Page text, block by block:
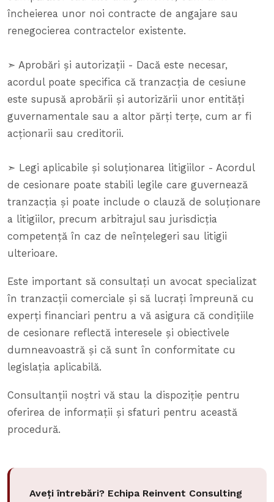
încheierea unor noi contracte de angajare sau
renegocierea contractelor existente.
➣ Aprobări și autorizații - Dacă este necesar,
acordul poate specifica că tranzacția de cesiune
este supusă aprobării și autorizării unor entități
guvernamentale sau a altor părți terțe, cum ar fi
acționarii sau creditorii.
➣ Legi aplicabile și soluționarea litigiilor - Acordul
de cesionare poate stabili legile care guvernează
tranzacția și poate include o clauză de soluționare
a litigiilor, precum arbitrajul sau jurisdicția
competență în caz de neînțelegeri sau litigii
ulterioare.
Este important să consultați un avocat specializat
în tranzacții comerciale și să lucrați împreună cu
experți financiari pentru a vă asigura că condițiile
de cesionare reflectă interesele și obiectivele
dumneavoastră și că sunt în conformitate cu
legislația aplicabilă.
Consultanții noștri vă stau la dispoziție pentru
oferirea de informații și sfaturi pentru această
procedură.
Aveți întrebări? Echipa Reinvent Consulting